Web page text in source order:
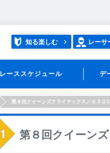
知る楽しむ レーサ
レーススケジュール デ
第８回クイーンズクライマックス／Ｇ３Ｑ
第８回クイーン